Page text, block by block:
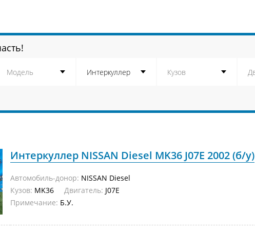
Интеркуллер NISSAN Diesel MK36 J07E 2002 (б/у)
Автомобиль-донор: NISSAN Diesel
Кузов: MK36 Двигатель: J07E
Примечание: Б.У.